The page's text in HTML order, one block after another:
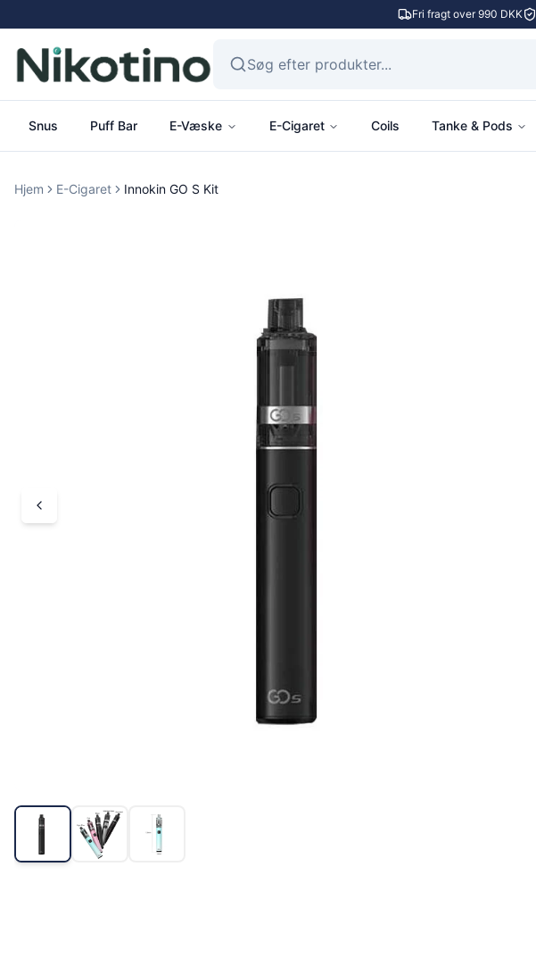
Fri fragt over 990 DKK
Snus Puff Bar E-Væske E-Cigaret Coils Tanke & Pods
Hjem E-Cigaret Innokin GO S Kit